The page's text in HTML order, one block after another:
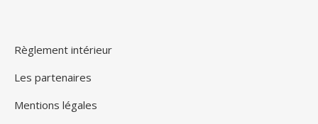
Règlement intérieur
Les partenaires
Mentions légales